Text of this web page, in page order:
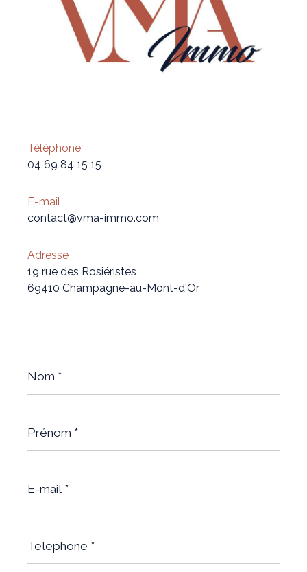
Téléphone
04 69 84 15 15
E-mail
contact@vma-immo.com
Adresse
19 rue des Rosiéristes
69410 Champagne-au-Mont-d'Or
*
*
mail
*
*